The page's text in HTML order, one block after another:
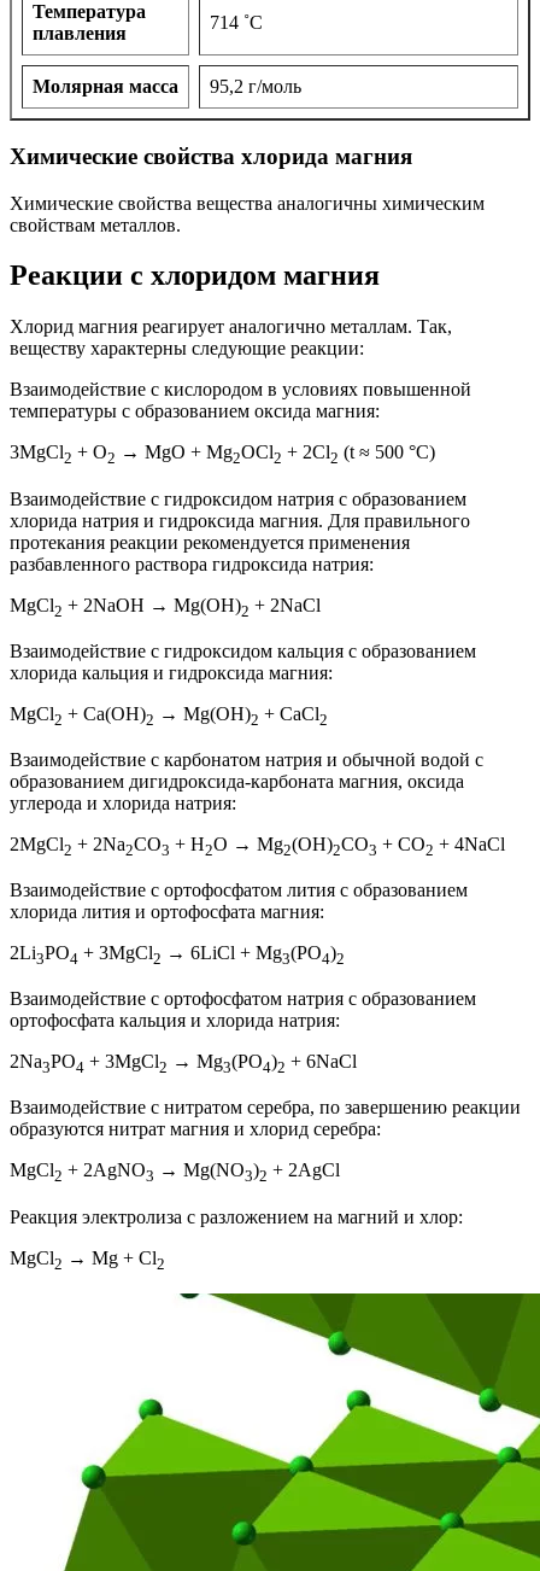
Температура
плавления
714 ˚С
Молярная масса 95,2 г/моль
Химические свойства хлорида магния
Химические свойства вещества аналогичны химическим
свойствам металлов.
Реакции с хлоридом магния
Хлорид магния реагирует аналогично металлам. Так,
веществу характерны следующие реакции:
Взаимодействие с кислородом в условиях повышенной
температуры с образованием оксида магния:
3MgCl2 + O2 → MgO + Mg2OCl2 + 2Cl2 (t ≈ 500 °C)
Взаимодействие с гидроксидом натрия с образованием
хлорида натрия и гидроксида магния. Для правильного
протекания реакции рекомендуется применения
разбавленного раствора гидроксида натрия:
MgCl2 + 2NaOH → Mg(OH)2 + 2NaCl
Взаимодействие с гидроксидом кальция с образованием
хлорида кальция и гидроксида магния:
MgCl2 + Ca(OH)2 → Mg(OH)2 + CaCl2
Взаимодействие с карбонатом натрия и обычной водой с
образованием дигидроксида-карбоната магния, оксида
углерода и хлорида натрия:
2MgCl2 + 2Na2CO3 + H2O → Mg2(OH)2CO3 + CO2 + 4NaCl
Взаимодействие с ортофосфатом лития с образованием
хлорида лития и ортофосфата магния:
2Li3PO4 + 3MgCl2 → 6LiCl + Mg3(PO4)2
Взаимодействие с ортофосфатом натрия с образованием
ортофосфата кальция и хлорида натрия:
2Na3PO4 + 3MgCl2 → Mg3(PO4)2 + 6NaCl
Взаимодействие с нитратом серебра, по завершению реакции
образуются нитрат магния и хлорид серебра:
MgCl2 + 2AgNO3 → Mg(NO3)2 + 2AgCl
Реакция электролиза с разложением на магний и хлор:
MgCl2 → Mg + Cl2